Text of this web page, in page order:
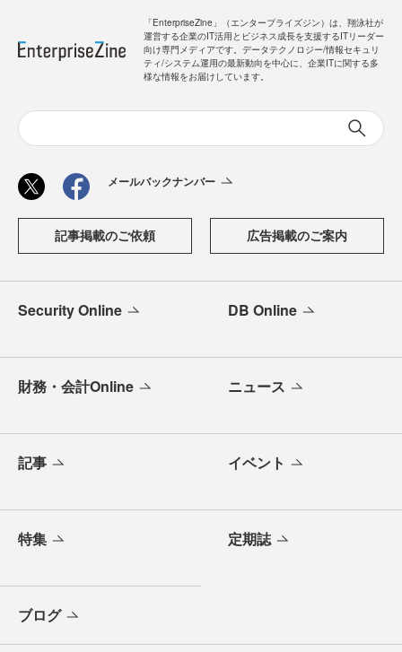
「EnterpriseZine」（エンタープライズジン）は、翔泳社が
運営する企業のIT活用とビジネス成長を支援するITリーダー
向け専門メディアです。データテクノロジー/情報セキュリ
ティ/システム運用の最新動向を中心に、企業ITに関する多
様な情報をお届けしています。
メールバックナンバー
記事掲載のご依頼 広告掲載のご案内
Security Online DB Online
財務・会計Online ニュース
記事 イベント
特集 定期誌
ブログ